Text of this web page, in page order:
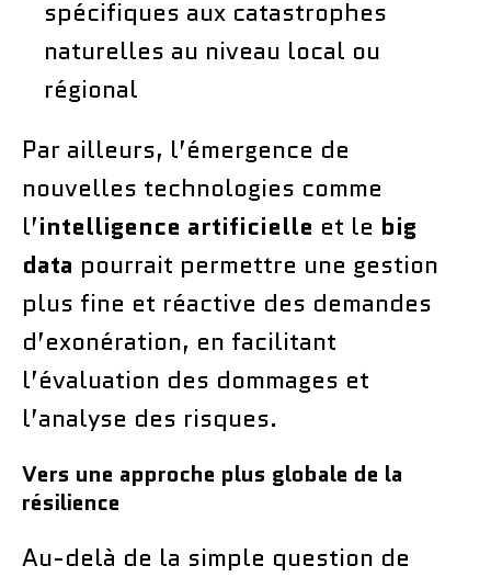
spécifiques aux catastrophes
naturelles au niveau local ou
régional
Par ailleurs, l’émergence de
nouvelles technologies comme
l’intelligence artificielle et le big
data pourrait permettre une gestion
plus fine et réactive des demandes
d’exonération, en facilitant
l’évaluation des dommages et
l’analyse des risques.
Vers une approche plus globale de la
résilience
Au-delà de la simple question de